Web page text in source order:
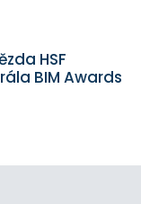
HSF
BIM Awards